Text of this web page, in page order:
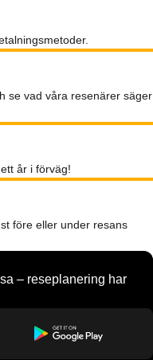
se vad våra resenärer säger
år i förväg!
före eller under resans
– reseplanering har